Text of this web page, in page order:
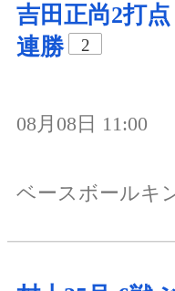
吉田正尚2打
連勝
2
08月08日 11:00
ベースボールキ